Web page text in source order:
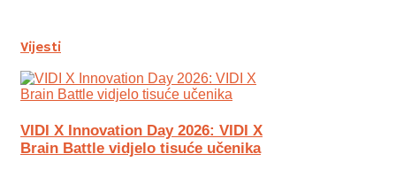
Vijesti
VIDI X Innovation Day 2026: VIDI X
Brain Battle vidjelo tisuće učenika